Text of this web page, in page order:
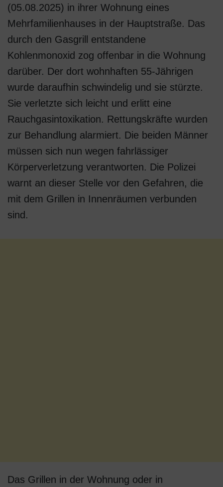
(05.08.2025) in ihrer Wohnung eines
Mehrfamilienhauses in der Hauptstraße. Das
durch den Gasgrill entstandene
Kohlenmonoxid zog offenbar in die Wohnung
darüber. Der dort wohnhaften 55-Jährigen
wurde daraufhin schwindelig und sie stürzte.
Sie verletzte sich leicht und erlitt eine
Rauchgasintoxikation. Rettungskräfte wurden
zur Behandlung alarmiert. Die beiden Männer
müssen sich nun wegen fahrlässiger
Körperverletzung verantworten. Die Polizei
warnt an dieser Stelle vor den Gefahren, die
mit dem Grillen in Innenräumen verbunden
sind.
Das Grillen in der Wohnung oder in